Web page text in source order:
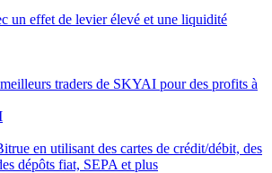
rentable
un effet de levier élevé et une liquidité
traders de SKYAI pour des profits à
en utilisant des cartes de crédit/débit, des
dépôts fiat, SEPA et plus